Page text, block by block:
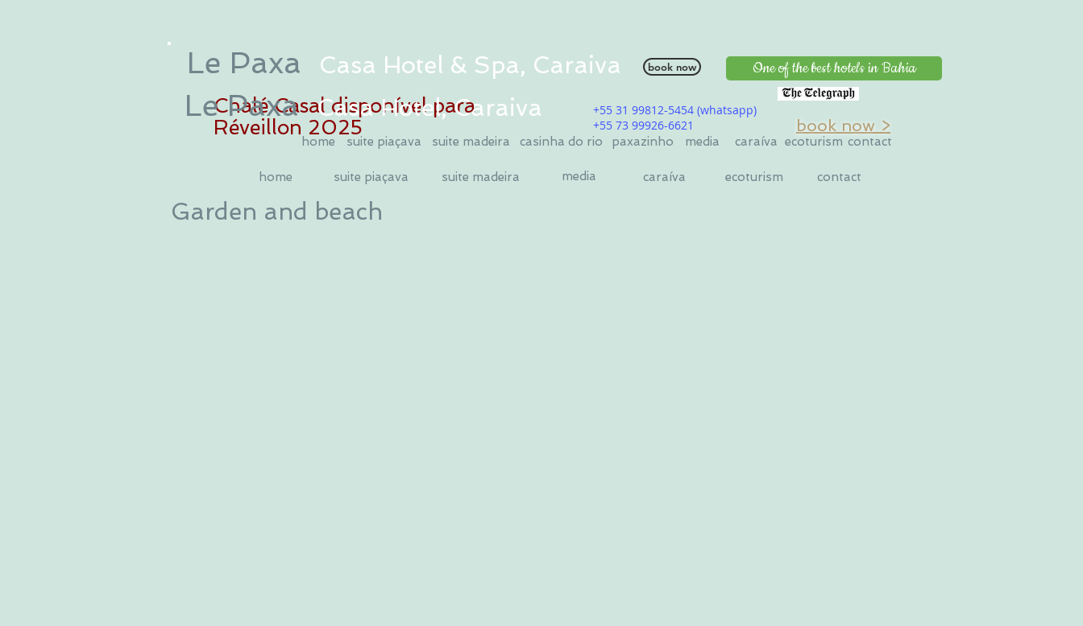
Le Paxa Casa Hotel & Spa, Caraiva book now One of the best hotels in Bahia
Chalé Casal disponível para
Réveillon 2025
+55 31 99812-5454 (whatsapp)
+55 73 99926-6621
home suite piaçava suite madeira media caraíva ecoturism contact
Le PaxaCasa Hotel, Caraiva
book now >
home suite piaçava suite madeira casinha do rio paxazinho media caraíva ecoturism contact
Garden and beach